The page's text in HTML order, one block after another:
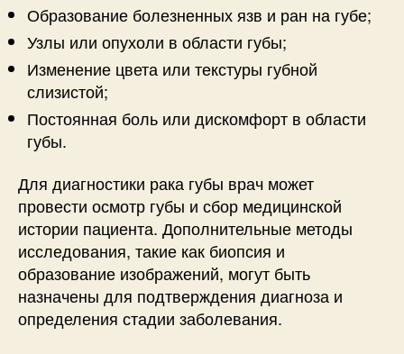
Образование болезненных язв и ран на губе;
Узлы или опухоли в области губы;
Изменение цвета или текстуры губной
слизистой;
Постоянная боль или дискомфорт в области
губы.
Для диагностики рака губы врач может
провести осмотр губы и сбор медицинской
истории пациента. Дополнительные методы
исследования, такие как биопсия и
образование изображений, могут быть
назначены для подтверждения диагноза и
определения стадии заболевания.